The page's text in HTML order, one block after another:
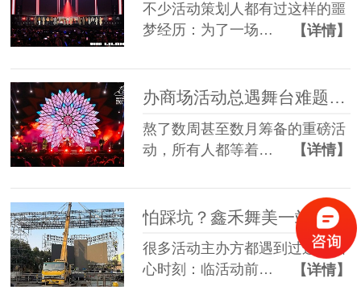
不少活动策划人都有过这样的噩
梦经历：为了一场…
【详情】
办商场活动总遇舞台难题？鑫禾舞美一站式帮你解决
熬了数周甚至数月筹备的重磅活
动，所有人都等着…
【详情】
怕踩坑？鑫禾舞美一站式租赁搭建帮你省一半心
很多活动主办方都遇到过这些糟
心时刻：临活动前…
【详情】